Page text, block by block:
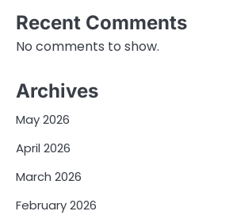
Recent Comments
No comments to show.
Archives
May 2026
April 2026
March 2026
February 2026